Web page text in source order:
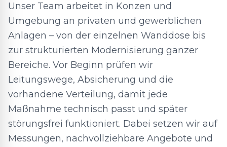
Unser Team arbeitet in Konzen und
Umgebung an privaten und gewerblichen
Anlagen – von der einzelnen Wanddose bis
zur strukturierten Modernisierung ganzer
Bereiche. Vor Beginn prüfen wir
Leitungswege, Absicherung und die
vorhandene Verteilung, damit jede
Maßnahme technisch passt und später
störungsfrei funktioniert. Dabei setzen wir auf
Messungen, nachvollziehbare Angebote und